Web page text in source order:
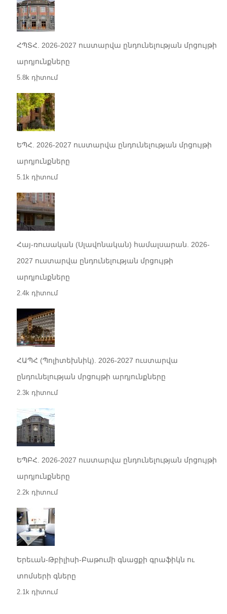
ՀՊՏՀ. 2026-2027 ուստարվա ընդունելության մրցույթի
արդյունքները
5.8k դիտում
ԵՊՀ. 2026-2027 ուստարվա ընդունելության մրցույթի
արդյունքները
5.1k դիտում
Հայ-ռուսական (Սլավոնական) համալսարան. 2026-
2027 ուստարվա ընդունելության մրցույթի
արդյունքները
2.4k դիտում
ՀԱՊՀ (Պոլիտեխնիկ). 2026-2027 ուստարվա
ընդունելության մրցույթի արդյունքները
2.3k դիտում
ԵՊԲՀ. 2026-2027 ուստարվա ընդունելության մրցույթի
արդյունքները
2.2k դիտում
Երեւան-Թբիլիսի-Բաթումի գնացքի գրաֆիկն ու
տոմսերի գները
2.1k դիտում